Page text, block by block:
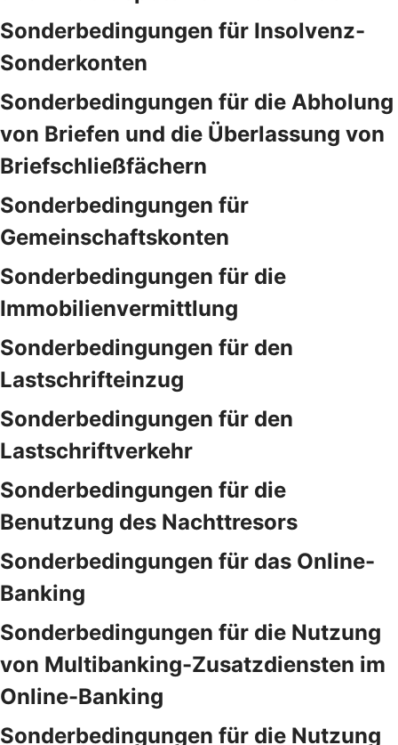
Sonderbedingungen für Insolvenz-
Sonderkonten
Sonderbedingungen für die Abholung
von Briefen und die Überlassung von
Briefschließfächern
Sonderbedingungen für
Gemeinschaftskonten
Sonderbedingungen für die
Immobilienvermittlung
Sonderbedingungen für den
Lastschrifteinzug
Sonderbedingungen für den
Lastschriftverkehr
Sonderbedingungen für die
Benutzung des Nachttresors
Sonderbedingungen für das Online-
Banking
Sonderbedingungen für die Nutzung
von Multibanking-Zusatzdiensten im
Online-Banking
Sonderbedingungen für die Nutzung